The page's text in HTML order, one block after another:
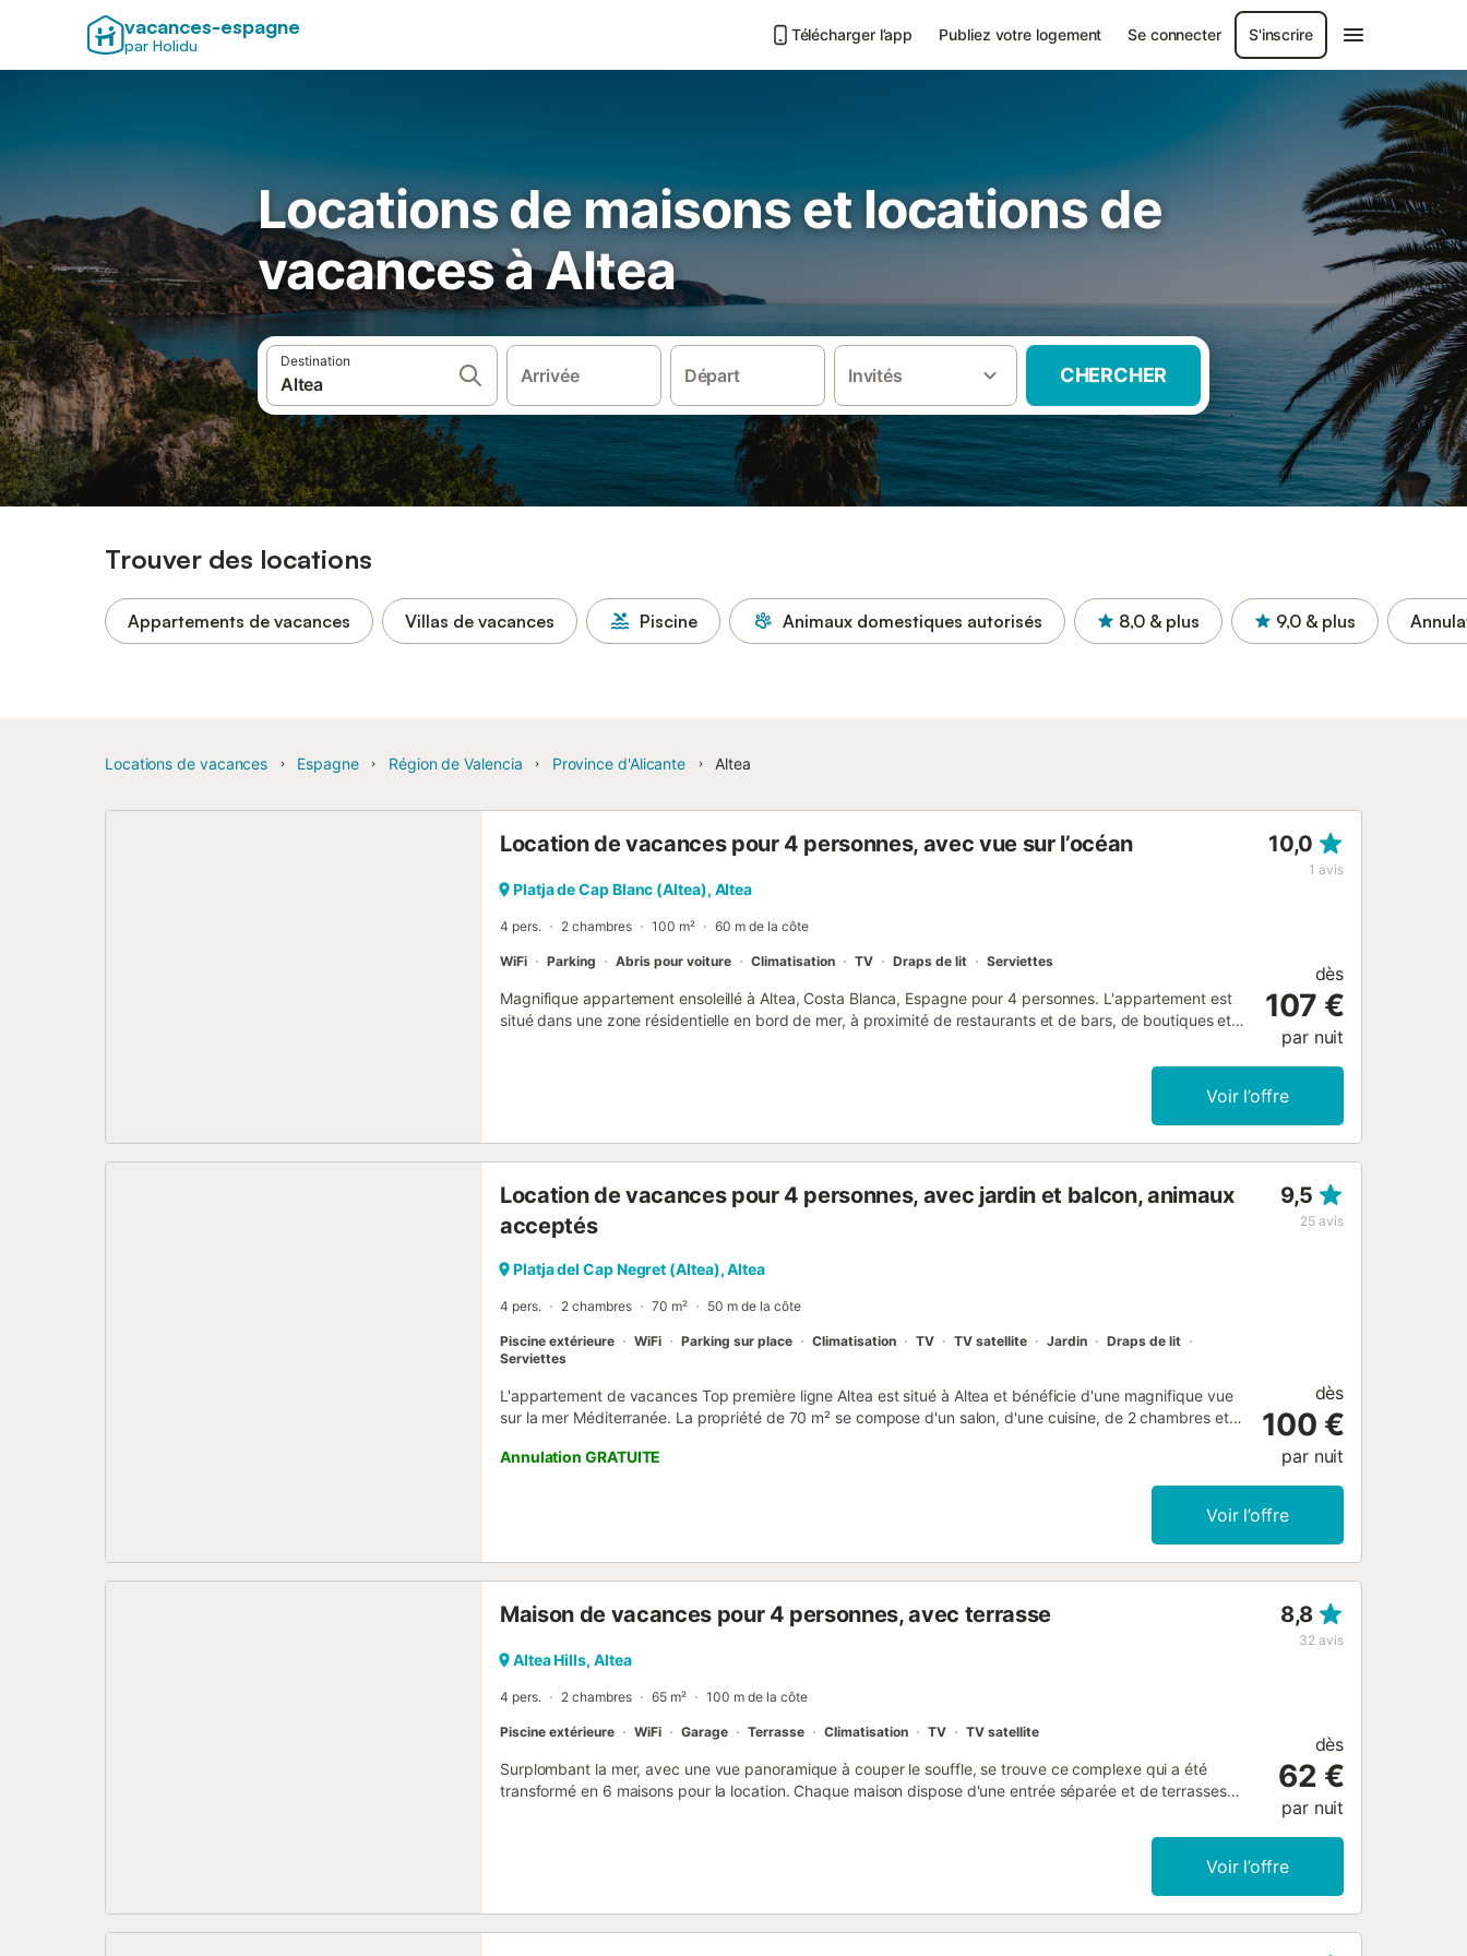
vacances-espagne
par Holidu
Télécharger l’app Publiez votre logement Se connecter S'inscrire
Locations de maisons et locations de
vacances à Altea
Destination
Arrivée Départ Invités CHERCHER
Trouver des locations
Appartements de vacances Villas de vacances Piscine Animaux domestiques autorisés 8,0 & plus 9,0 & plus
Locations de vacances Espagne Région de Valencia Province d'Alicante Altea
Location de vacances pour 4 personnes, avec vue sur l’océan 10,0
1 avis
Platja de Cap Blanc (Altea), Altea
4 pers. 2 chambres 100 m² 60 m de la côte
WiFi Parking Abris pour voiture Climatisation TV Draps de lit Serviettes
Magnifique appartement ensoleillé à Altea, Costa Blanca, Espagne pour 4 personnes. L'appartement est
situé dans une zone résidentielle en bord de mer, à proximité de restaurants et de bars, de boutiques et
bains. Le logement offre intimité, vues imprenables sur la baie et la mer, ainsi que de magnifiques vues sur
d'installations de loisirs et de sorties en font un excellent choix pour passer vos vacances en Espagne en
famille ou entre amis. Intérieur de l'appartement - salon avec climatisation, télévision et hi-fi - salle à
lave-vaisselle, réfrigérateur-congélateur, machine à café, bouilloire électrique, mixeur, grille-pain et
presse-agrumes Chambres et salles de bains - chambre avec climatisation, 2 lits simples avec lit gigogne
(mesurant 200 par 90 cm) - chambre avec climatisation, lit queen-size (mesurant 200 par 160 cm) et
salle de bain attenante - salle de bain attenante avec lavabo simple, douche, toilettes et sèche-cheveux -
salle de bain avec lavabo simple, douche et t...
dès
107 €
par nuit
Voir l’offre
Location de vacances pour 4 personnes, avec jardin et balcon, animaux
acceptés
9,5
25 avis
Platja del Cap Negret (Altea), Altea
4 pers. 2 chambres 70 m² 50 m de la côte
Piscine extérieure WiFi Parking sur place Climatisation TV TV satellite Jardin
Draps de lit
Serviettes
L'appartement de vacances Top première ligne Altea est situé à Altea et bénéficie d'une magnifique vue
sur la mer Méditerranée. La propriété de 70 m² se compose d'un salon, d'une cuisine, de 2 chambres et
équipements supplémentaires comprennent le Wi-Fi, une télévision, la climatisation ainsi qu'une machine
à laver. Le point fort de cet hébergement est son espace extérieur privé avec une piscine, un jardin, une
propriété. Un maximum de 2 animaux domestiques est autorisé. Il est interdit de fumer et de célébrer des
Annulation GRATUITE
dès
100 €
par nuit
Voir l’offre
Maison de vacances pour 4 personnes, avec terrasse 8,8
32 avis
Altea Hills, Altea
4 pers. 2 chambres 65 m² 100 m de la côte
Piscine extérieure WiFi Garage Terrasse Climatisation TV TV satellite
Surplombant la mer, avec une vue panoramique à couper le souffle, se trouve ce complexe qui a été
transformé en 6 maisons pour la location. Chaque maison dispose d'une entrée séparée et de terrasses
n'est utilisée que par ces 6 logements. Dans l'une de ces maisons habite le gardien qui accueille les hôtes et
entretient le jardin et la piscine. L'utilisation du jacuzzi est possible sur demande. Vous avez également la
possibilité de recharger votre voiture électrique à la maison. Le complexe se trouve sur une route privée et
est absolument calme. Le week-end, il est possible d'observer le passage des yachts. En descendant vers
dès
62 €
par nuit
Voir l’offre